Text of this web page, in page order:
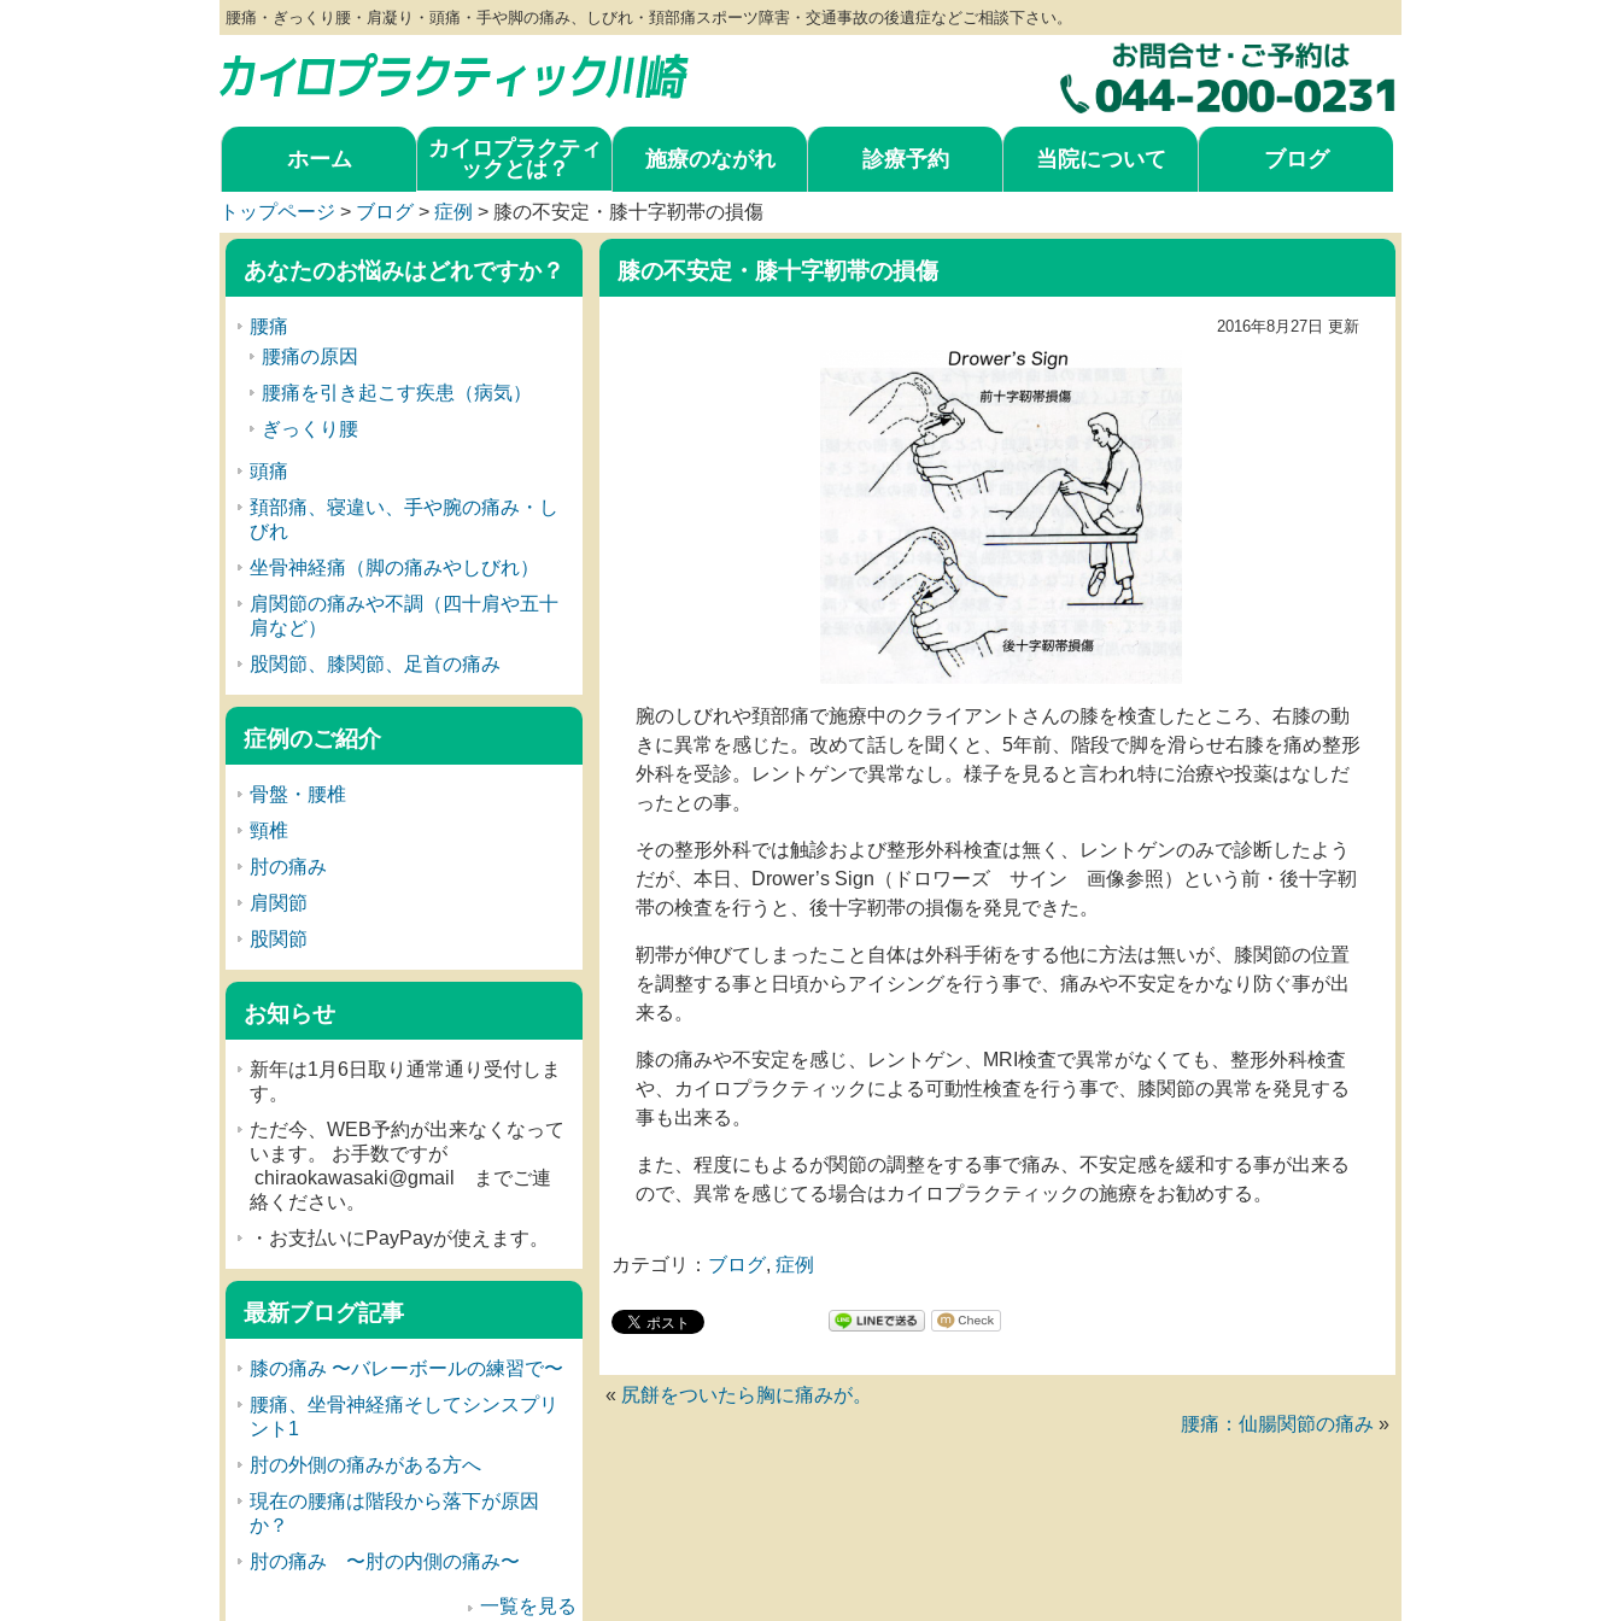
腰痛・ぎっくり腰・肩凝り・頭痛・手や脚の痛み、しびれ・頚部痛スポーツ障害・交通事故の後遺症などご相談下さい。
ホーム
カイロプラクティ
ックとは？
施療のながれ 診療予約 当院について ブログ
トップページ > ブログ > 症例 > 膝の不安定・膝十字靭帯の損傷
膝の不安定・膝十字靭帯の損傷
2016年8月27日 更新
腕のしびれや頚部痛で施療中のクライアントさんの膝を検査したところ、右膝の動
きに異常を感じた。改めて話しを聞くと、5年前、階段で脚を滑らせ右膝を痛め整形
外科を受診。レントゲンで異常なし。様子を見ると言われ特に治療や投薬はなしだ
ったとの事。
その整形外科では触診および整形外科検査は無く、レントゲンのみで診断したよう
だが、本日、Drower’s Sign（ドロワーズ サイン 画像参照）という前・後十字靭
帯の検査を行うと、後十字靭帯の損傷を発見できた。
靭帯が伸びてしまったこと自体は外科手術をする他に方法は無いが、膝関節の位置
を調整する事と日頃からアイシングを行う事で、痛みや不安定をかなり防ぐ事が出
来る。
膝の痛みや不安定を感じ、レントゲン、MRI検査で異常がなくても、整形外科検査
や、カイロプラクティックによる可動性検査を行う事で、膝関節の異常を発見する
事も出来る。
また、程度にもよるが関節の調整をする事で痛み、不安定感を緩和する事が出来る
ので、異常を感じてる場合はカイロプラクティックの施療をお勧めする。
カテゴリ： ブログ,症例
« 尻餅をついたら胸に痛みが。
腰痛：仙腸関節の痛み »
あなたのお悩みはどれですか？
腰痛
腰痛の原因
腰痛を引き起こす疾患（病気）
ぎっくり腰
頭痛
頚部痛、寝違い、手や腕の痛み・し
びれ
坐骨神経痛（脚の痛みやしびれ）
肩関節の痛みや不調（四十肩や五十
肩など）
股関節、膝関節、足首の痛み
症例のご紹介
骨盤・腰椎
頸椎
肘の痛み
肩関節
股関節
お知らせ
新年は1月6日取り通常通り受付しま
す。
ただ今、WEB予約が出来なくなって
います。 お手数ですが
chiraokawasaki@gmail までご連
絡ください。
・お支払いにPayPayが使えます。
最新ブログ記事
膝の痛み 〜バレーボールの練習で〜
腰痛、坐骨神経痛そしてシンスプリ
ント1
肘の外側の痛みがある方へ
現在の腰痛は階段から落下が原因
か？
肘の痛み 〜肘の内側の痛み〜
一覧を見る